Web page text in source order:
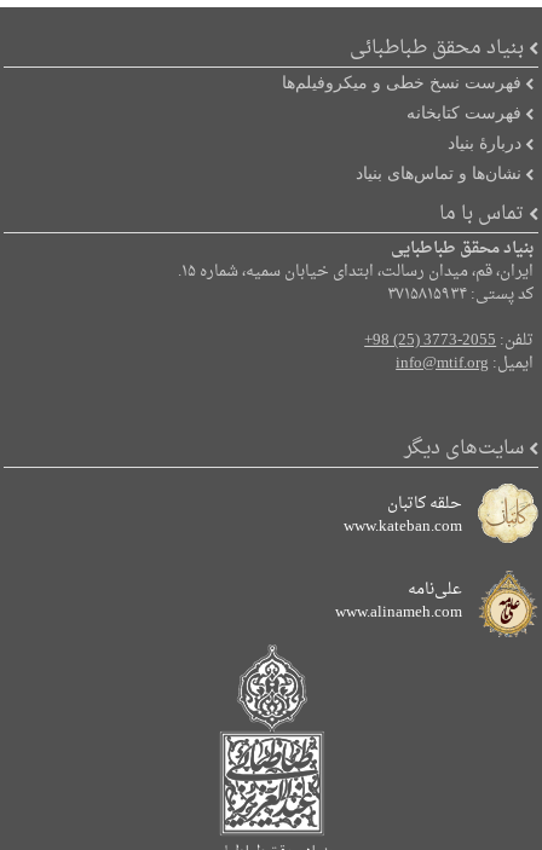
بنیاد محقق طباطبائی
فهرست نسخ خطی و میکروفیلم‌ها
فهرست کتابخانه
دربارۀ بنیاد
نشان‌ها و تماس‌های بنیاد
تماس با ما
بنیاد محقق طباطبایی
ایران، قم، میدان رسالت، ابتدای خیابان سمیه، شماره ۱۵.
کد پستی: ۳۷۱۵۸۱۵۹۳۴
تلفن:+98 (25) 3773-2055
ایمیل:info@mtif.org
سایت‌های دیگر
حلقه کاتبان
www.kateban.com
علی‌نامه
www.alinameh.com